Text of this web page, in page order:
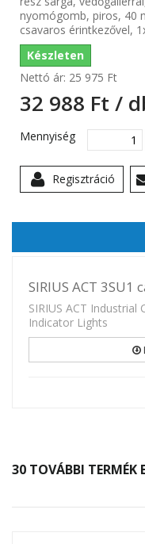
nyomógomb, piros, 40
csavaros érintkezővel,
Készleten
Nettó ár: 25 975 Ft‎
32 988 Ft‎ /
Mennyiség
Regisztráció
SIRIUS ACT 3SU1
SIRIUS ACT
Indicator Lights
30 TOVÁBBI TERMÉK